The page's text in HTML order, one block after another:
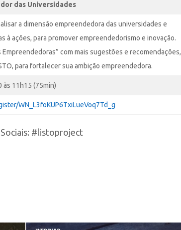
das Universidades
a dimensão empreendedora das universidades e
à ações, para promover empreendedorismo e inovação.
com mais sugestões e recomendações,
para fortalecer sua ambição empreendedora.
às 11h15 (75min)
WN_L3foKUP6TxiLueVoq7Td_g
Sociais: #listoproject